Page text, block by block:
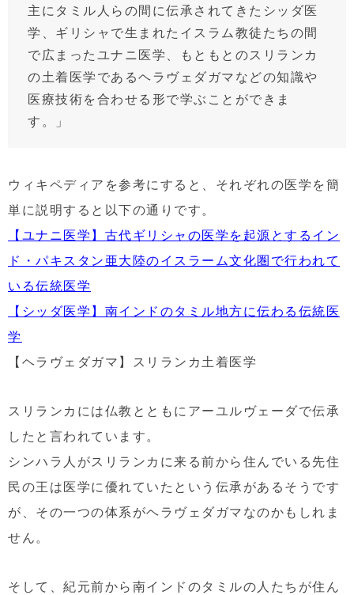
主にタミル人らの間に伝承されてきたシッダ医
学、ギリシャで生まれたイスラム教徒たちの間
で広まったユナニ医学、もともとのスリランカ
の土着医学であるヘラヴェダガマなどの知識や
医療技術を合わせる形で学ぶことができま
す。」
ウィキペディアを参考にすると、それぞれの医学を簡
単に説明すると以下の通りです。
【ユナニ医学】古代ギリシャの医学を起源とするイン
ド・パキスタン亜大陸のイスラーム文化圏で行われて
いる伝統医学
【シッダ医学】南インドのタミル地方に伝わる伝統医
学
【ヘラヴェダガマ】スリランカ土着医学
スリランカには仏教とともにアーユルヴェーダで伝承
したと言われています。
シンハラ人がスリランカに来る前から住んでいる先住
民の王は医学に優れていたという伝承があるそうです
が、その一つの体系がヘラヴェダガマなのかもしれま
せん。
そして、紀元前から南インドのタミルの人たちが住ん